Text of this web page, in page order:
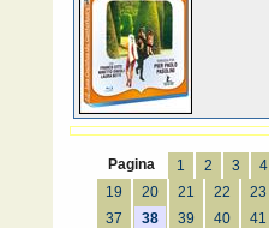
Pagina 1 2 3 4
19
20 21 22 23
37
38 39 40 41